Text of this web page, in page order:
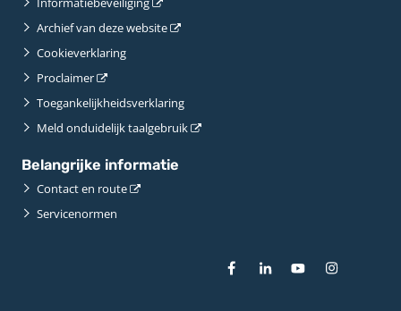
Archief van deze website
Cookieverklaring
Proclaimer
Toegankelijkheidsverklaring
Meld onduidelijk taalgebruik
Belangrijke informatie
Contact en route
Servicenormen